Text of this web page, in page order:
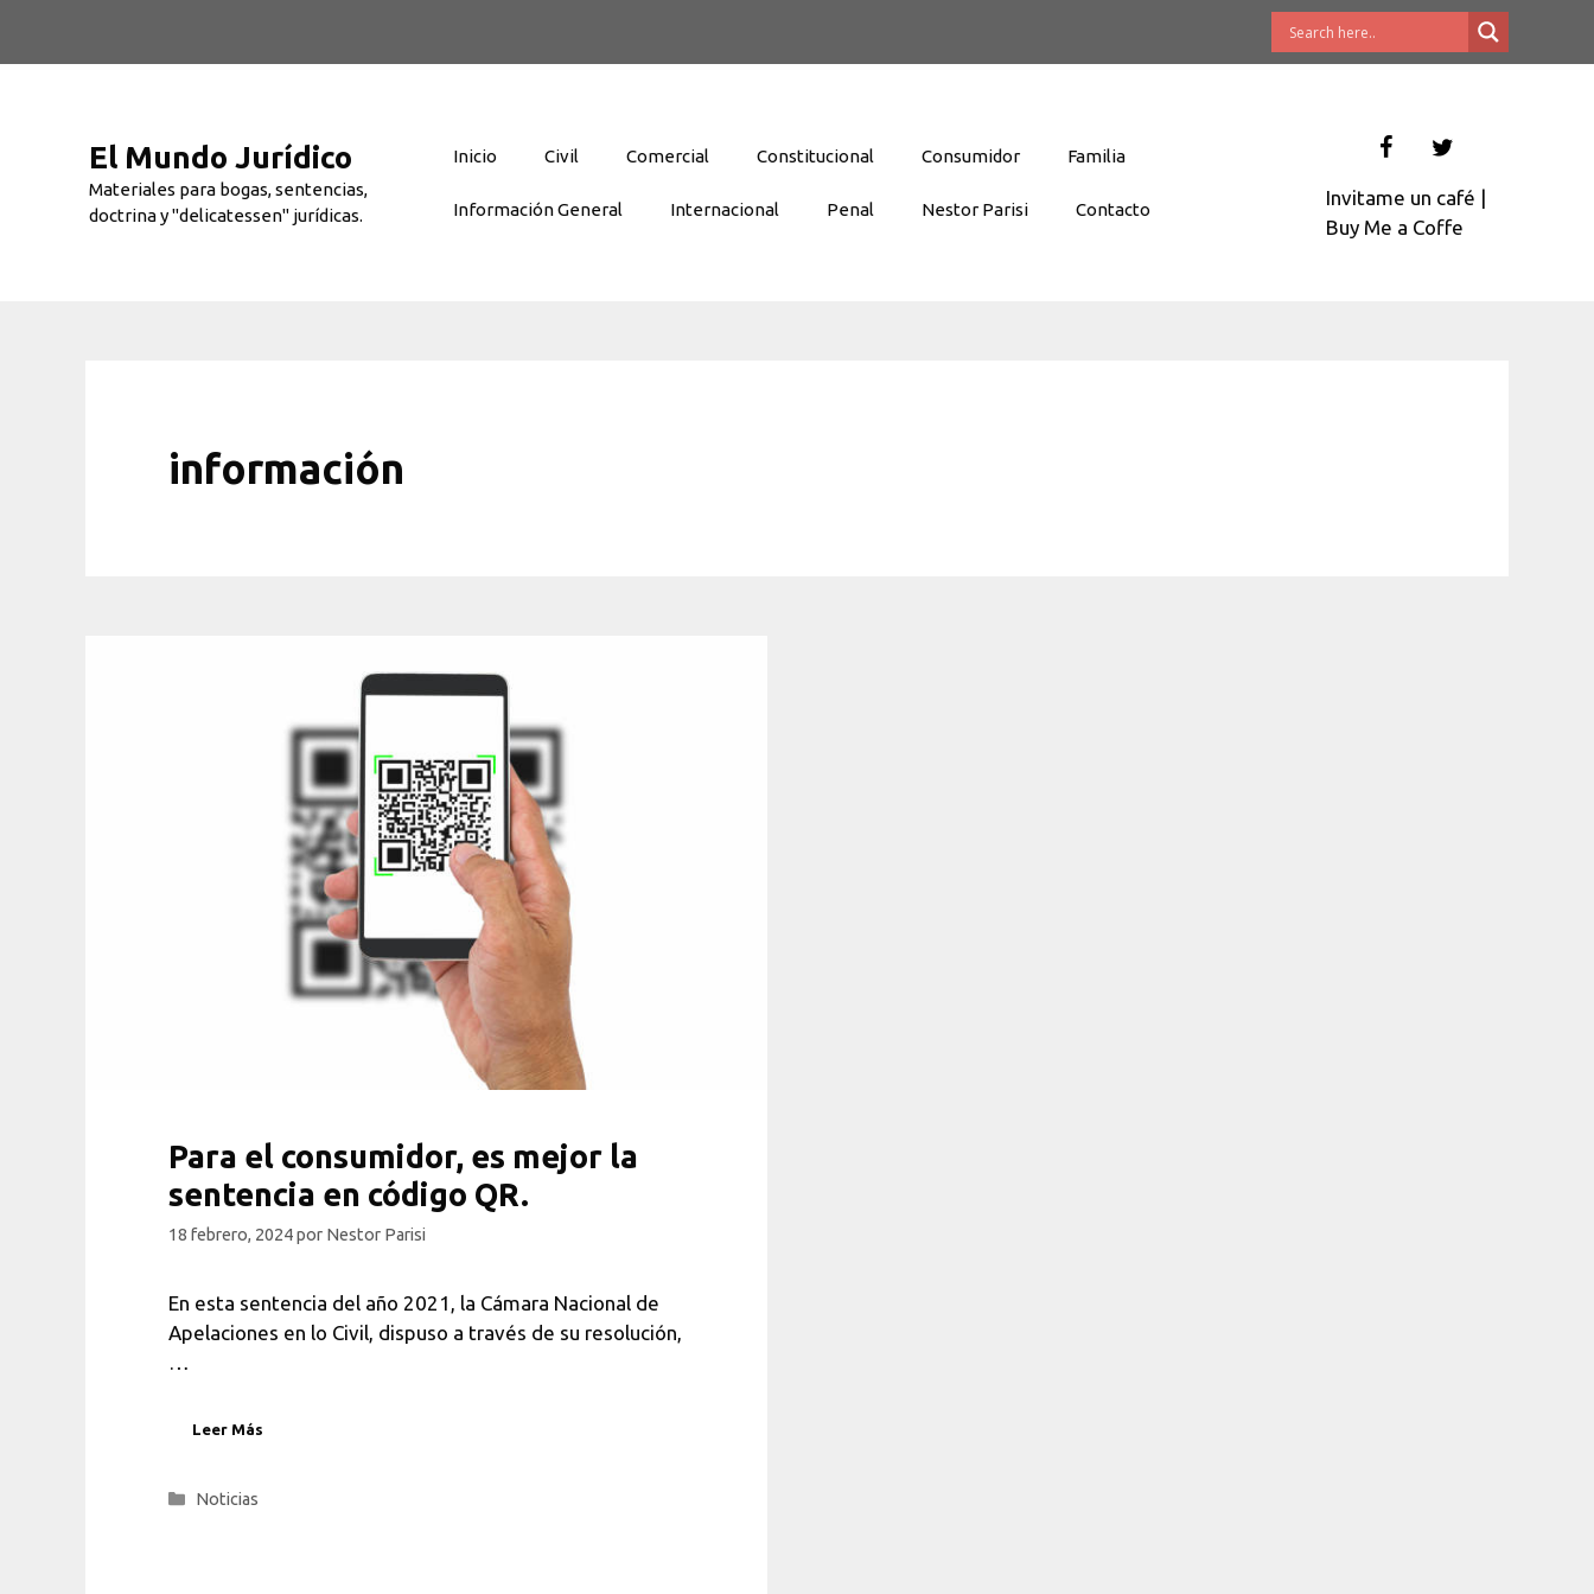
El Mundo Jurídico
Materiales para bogas, sentencias,
doctrina y "delicatessen" jurídicas.
Inicio Civil Comercial Constitucional Consumidor Familia
Información General Internacional Penal Nestor Parisi Contacto
Invitame un café |
Buy Me a Coffe
información
Para el consumidor, es mejor la
sentencia en código QR.
18 febrero, 2024por Nestor Parisi
En esta sentencia del año 2021, la Cámara Nacional de
Apelaciones en lo Civil, dispuso a través de su resolución,
Leer Más
Categorías
Noticias